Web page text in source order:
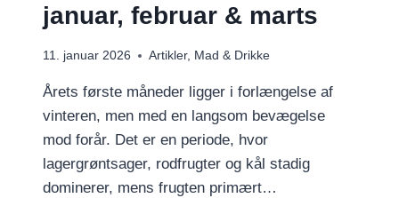
januar, februar & marts
11. januar 2026 Artikler, Mad & Drikke
Årets første måneder ligger i forlængelse af
vinteren, men med en langsom bevægelse
mod forår. Det er en periode, hvor
lagergrøntsager, rodfrugter og kål stadig
dominerer, mens frugten primært…